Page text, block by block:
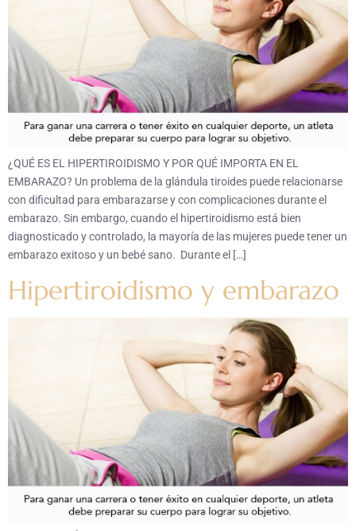
¿QUÉ ES EL HIPERTIROIDISMO Y POR QUÉ IMPORTA EN EL
EMBARAZO? Un problema de la glándula tiroides puede relacionarse
con dificultad para embarazarse y con complicaciones durante el
embarazo. Sin embargo, cuando el hipertiroidismo está bien
diagnosticado y controlado, la mayoría de las mujeres puede tener un
embarazo exitoso y un bebé sano. Durante el […]
Hipertiroidismo y embarazo